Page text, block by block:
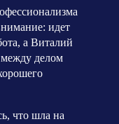
идет
а Виталий
делом
что шла на